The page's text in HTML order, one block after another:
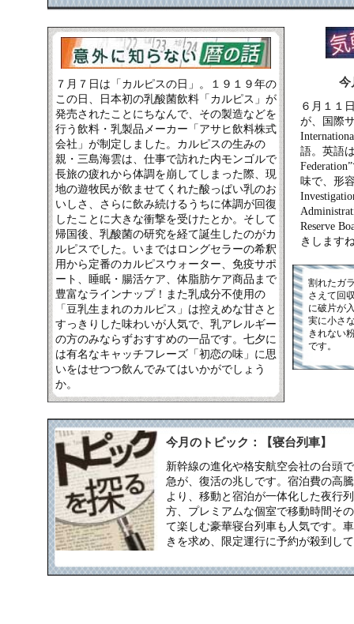
７月７日は「カルピスの日」。１９１９年の
この日、日本初の乳酸菌飲料「カルピス」が
発売されたことにちなんで、その製造などを
行う飲料・乳製品メーカー「アサヒ飲料株式
会社」が制定しました。カルピスの生みの
親・三島海雲は、仕事で訪れた内モンゴルで
長旅の疲れから体調を崩してしまった際、現
地の遊牧民が飲ませてくれた酸っぱい乳のお
いしさ、さらに飲み続けるうちに体調が回復
したことに大きな衝撃を受けたとか。そして
帰国後、乳酸菌の研究を経て誕生したのがカ
ルピスでした。いまではロングセラーの希釈
用から定番のカルピスウォーター、免疫サポ
ート、睡眠・腸活ケア、体脂肪ケア商品まで
豊富なラインナップ！また乳成分不使用の
「豆乳生まれのカルピス」は控えめな甘さと
すっきりした味わいが人気で、乳アレルギー
の方のみならずおすすめの一品です。七夕に
は有名なキャッチフレーズ「初恋の味」に思
いをはせつつ飲んでみてはいかがでしょう
か。
今
６月１１
が、国際
語。英語
味で、形
Reserve
きします
割れたガ
さえて回
に破片が
実に小さ
きれない
です。
今月のトピック：【寝台列車】
新幹線の進化や格安航空会社の台頭
急が、復活の兆しです。宿泊費の高
より、移動と宿泊が一体化した夜行
方、プレミアムな個室で移動時間そ
て楽しむ豪華寝台列車も人気です。
きを求め、限定運行に予約が殺到し